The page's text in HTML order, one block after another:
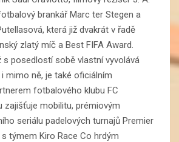
brankář Marc ter Stegen a
která již dvakrát v řadě
zlatý míč a Best FIFA Award.
s posedlostí sobě vlastní vyvolává
mimo ně, je také oficiálním
fotbalového klubu FC
zajišťuje mobilitu, prémiovým
seriálu padelových turnajů Premier
týmem Kiro Race Co hrdým